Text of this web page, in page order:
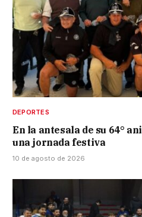
DEPORTES
En la antesala de su 64°
una jornada festiva
10 de agosto de 2026